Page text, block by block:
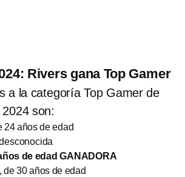
Rivers gana Top Gamer
a la categoría Top Gamer de
son:
24 años de edad
de edad GANADORA
de 30 años de edad